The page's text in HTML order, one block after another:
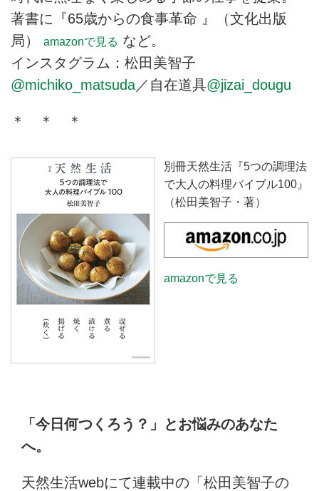
著書に『65歳からの食事革命 』（文化出版
局）
amazonで見る など。
インスタグラム：松田美智子
@michiko_matsuda／自在道具@jizai_dougu
＊ ＊ ＊
別冊天然生活『5つの調理法
で大人の料理バイブル100』
（松田美智子・著）
amazonで見る
「今日何つくろう？」とお悩みのあなた
へ。
天然生活webにて連載中の「松田美智子の